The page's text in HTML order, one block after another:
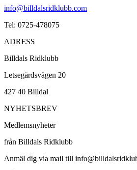
info@billdalsridklubb.com
Tel: 0725-478075
ADRESS
Billdals Ridklubb
Letsegårdsvägen 20
427 40 Billdal
NYHETSBREV
Medlemsnyheter
från Billdals Ridklubb
Anmäl dig via mail till